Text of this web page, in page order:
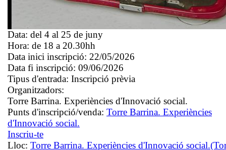
Data: del 4 al 25 de juny
Hora: de 18 a 20.30hh
Data inici inscripció: 22/05/2026
Data fi inscripció: 09/06/2026
Tipus d'entrada: Inscripció prèvia
Organitzadors:
Torre Barrina. Experiències d'Innovació social.
Punts d'inscripció/venda: Torre Barrina. Experiències
d'Innovació social.
Inscriu-te
Lloc: Torre Barrina. Experiències d'Innovació social.